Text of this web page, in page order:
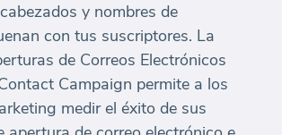
y nombres de
con tus suscriptores. La
de Correos Electrónicos
Campaign permite a los
medir el éxito de sus